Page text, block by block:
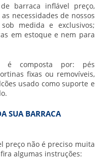
barraca inflável preço,
necessidades de nossos
medida e exclusivos;
em estoque e nem para
é composta por: pés
fixas ou removíveis,
usado como suporte e
SUA BARRACA
preço não é preciso muita
algumas instruções: